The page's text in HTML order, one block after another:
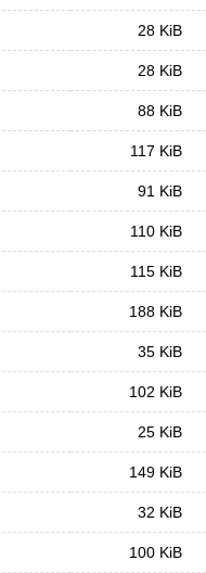
28 KiB
28 KiB
88 KiB
117 KiB
91 KiB
110 KiB
115 KiB
188 KiB
35 KiB
102 KiB
25 KiB
149 KiB
32 KiB
100 KiB